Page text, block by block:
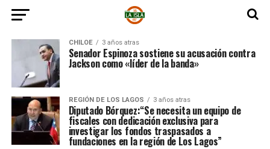
CHILOE 3 años atras
Senador Espinoza sostiene su acusación contra
Jackson como «líder de la banda»
REGIÓN DE LOS LAGOS 3 años atras
Diputado Bórquez:“Se necesita un equipo de
fiscales con dedicación exclusiva para
investigar los fondos traspasados a
fundaciones en la región de Los Lagos”